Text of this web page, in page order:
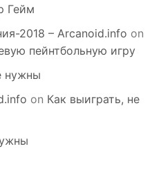
Гейм
2018 – Arcanoid.info on
пейнтбольную игру
нужны
on Как выиграть, не